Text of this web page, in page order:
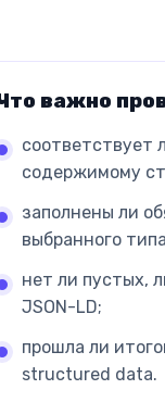
важно
соответствует
содержимому
заполнены ли
выбранного
нет ли пустых,
JSON-LD;
прошла ли
structured data.